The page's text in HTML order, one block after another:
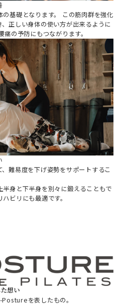
基礎となります。
この筋肉群を強化
正しい身体の使い方が出来るように
痛の予防にもつながります。
難易度を下げ姿勢をサポートするこ
身と下半身を別々に鍛えることもで
ビリにも最適です。
想い
を表したもの。